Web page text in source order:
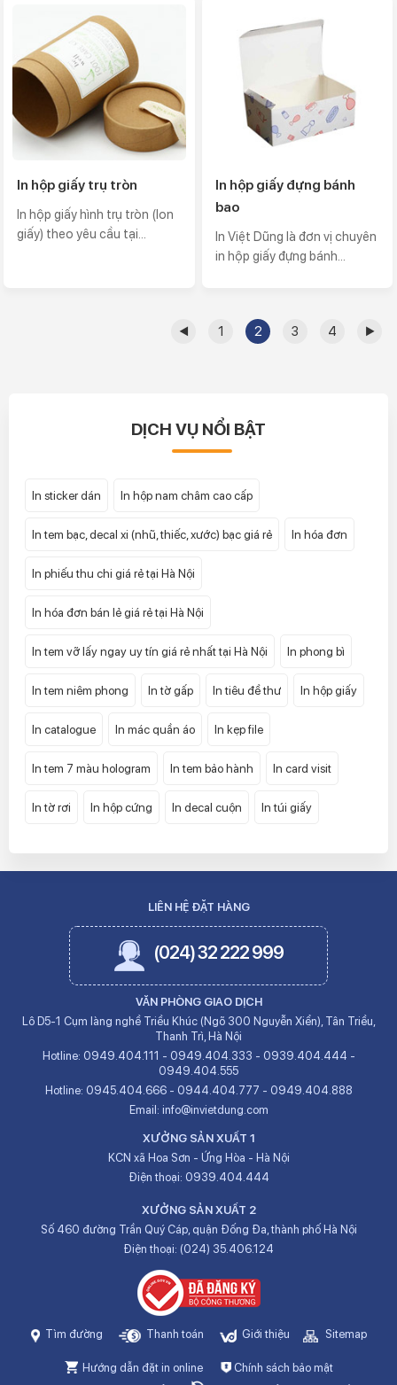
In hộp giấy trụ tròn
In hộp giấy hình trụ tròn (lon
giấy) theo yêu cầu tại...
In hộp giấy đựng bánh
bao
In Việt Dũng là đơn vị chuyên
in hộp giấy đựng bánh...
◀ 1 2 3 4 ▶
DỊCH VỤ NỔI BẬT
In sticker dán In hộp nam châm cao cấp
In tem bạc, decal xi (nhũ, thiếc, xước) bạc giá rẻ In hóa đơn
In phiếu thu chi giá rẻ tại Hà Nội
In hóa đơn bán lẻ giá rẻ tại Hà Nội
In tem vỡ lấy ngay uy tín giá rẻ nhất tại Hà Nội In phong bì
In tem niêm phong In tờ gấp In tiêu đề thư In hộp giấy
In catalogue In mác quần áo In kẹp file
In tem 7 màu hologram In tem bảo hành In card visit
In tờ rơi In hộp cứng In decal cuộn In túi giấy
LIÊN HỆ ĐẶT HÀNG
(024) 32 222 999
VĂN PHÒNG GIAO DỊCH
Lô D5-1 Cụm làng nghề Triều Khúc (Ngõ 300 Nguyễn Xiển), Tân Triều,
Thanh Trì, Hà Nội
Hotline: 0949.404.111 - 0949.404.333 - 0939.404.444 -
0949.404.555
Hotline: 0945.404.666- 0944.404.777 - 0949.404.888
Email: info@invietdung.com
XƯỞNG SẢN XUẤT 1
KCN xã Hoa Sơn - Ứng Hòa - Hà Nội
Điện thoại: 0939.404.444
XƯỞNG SẢN XUẤT 2
Số 460 đường Trần Quý Cáp, quận Đống Đa, thành phố Hà Nội
Điện thoại: (024) 35.406.124
Tìm đường Thanh toán Giới thiệu Sitemap
Hướng dẫn đặt in online
Chính sách bảo mật